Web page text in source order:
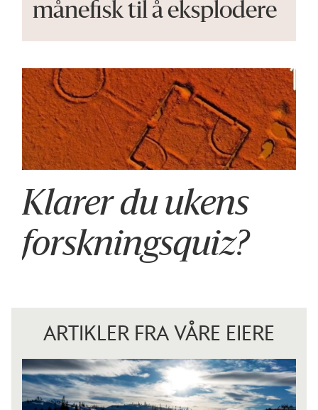
månefisk til å eksplodere
Klarer du ukens
forskningsquiz?
ARTIKLER FRA VÅRE EIERE